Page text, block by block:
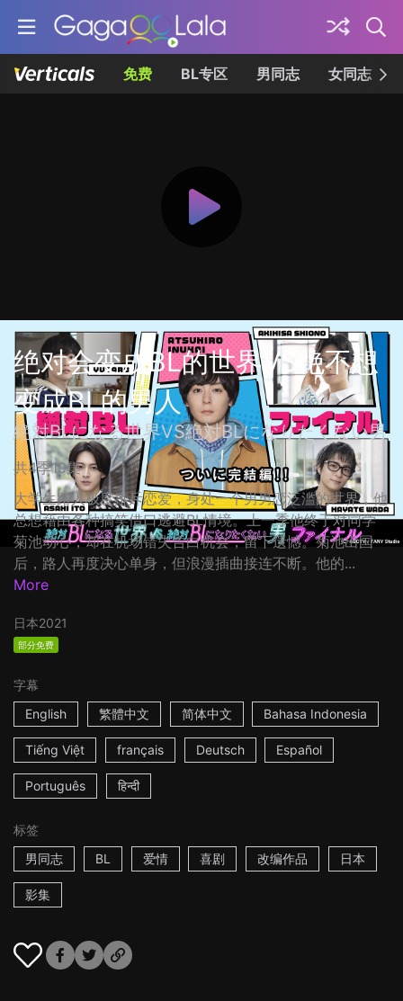
免费 BL专区 男同志 女同志
绝对会变成BL的世界VS绝不想
变成BL的男人
絶対BLになる世界VS絶対BLになりたくない男
共4季19集
大学生路人极度排斥恋爱，身处一个男男恋泛滥的世界，他
总想藉由各种搞笑借口逃避BL情境。上一季他终于对同学
菊池动心，却在机场错失告白机会，留下遗憾。菊池出国
后，路人再度决心单身，但浪漫插曲接连不断。他的...
More
日本2021
部分免费
字幕
English
繁體中文 简体中文 Bahasa Indonesia
Tiếng Việt français Deutsch Español
Português हिन्दी
标签
男同志
BL 爱情 喜剧 改编作品 日本
影集